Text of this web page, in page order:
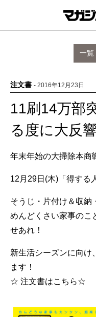
一覧
注文書 - 2016年12月23日
11刷14万部
る度に大反
年末年始の大掃除本商
12月29日(木)「得する
そうじ・片付け＆収
めんどくさい家事のこ
せあれ！
新生活シーズンに向け
ます！
☆ 注文書はこちら☆